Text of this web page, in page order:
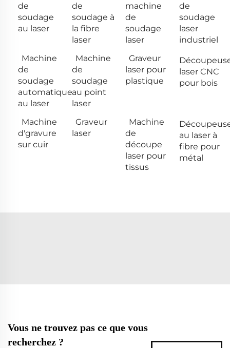
de
soudage
au laser
de
soudage à
la fibre
laser
machine
de
soudage
laser
de
soudage
laser
industriel
Machine
de
soudage
automatique
au laser
Machine
de
soudage
au point
laser
Graveur
laser pour
plastique
laser CNC
pour bois
Machine
d'gravure
sur cuir
Graveur
laser
Machine
de
découpe
laser pour
tissus
au laser à
fibre pour
métal
Vous ne trouvez pas ce que vous
recherchez ?